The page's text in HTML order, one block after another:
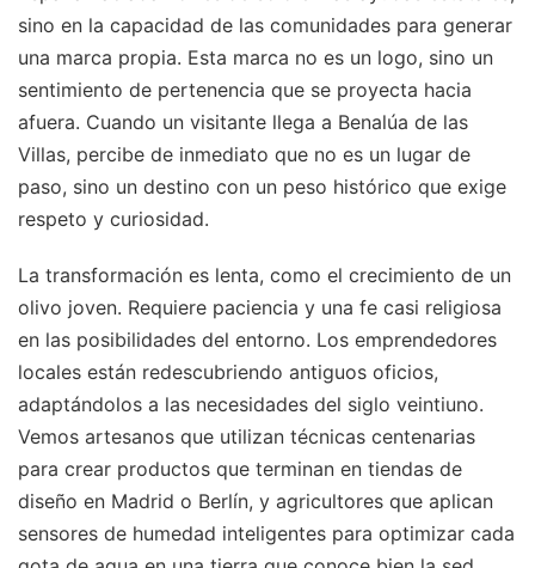
sino en la capacidad de las comunidades para generar
una marca propia. Esta marca no es un logo, sino un
sentimiento de pertenencia que se proyecta hacia
afuera. Cuando un visitante llega a Benalúa de las
Villas, percibe de inmediato que no es un lugar de
paso, sino un destino con un peso histórico que exige
respeto y curiosidad.
La transformación es lenta, como el crecimiento de un
olivo joven. Requiere paciencia y una fe casi religiosa
en las posibilidades del entorno. Los emprendedores
locales están redescubriendo antiguos oficios,
adaptándolos a las necesidades del siglo veintiuno.
Vemos artesanos que utilizan técnicas centenarias
para crear productos que terminan en tiendas de
diseño en Madrid o Berlín, y agricultores que aplican
sensores de humedad inteligentes para optimizar cada